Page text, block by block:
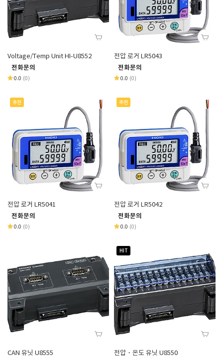
Voltage/Temp Unit HI-U8552
전화문의
0.0 (0)
전압 로거 LR5043
전화문의
0.0 (0)
추천
전압 로거 LR5041
전화문의
0.0 (0)
추천
전압 로거 LR5042
전화문의
0.0 (0)
CAN 유닛 U8555
HIT
전압・온도 유닛 U8550